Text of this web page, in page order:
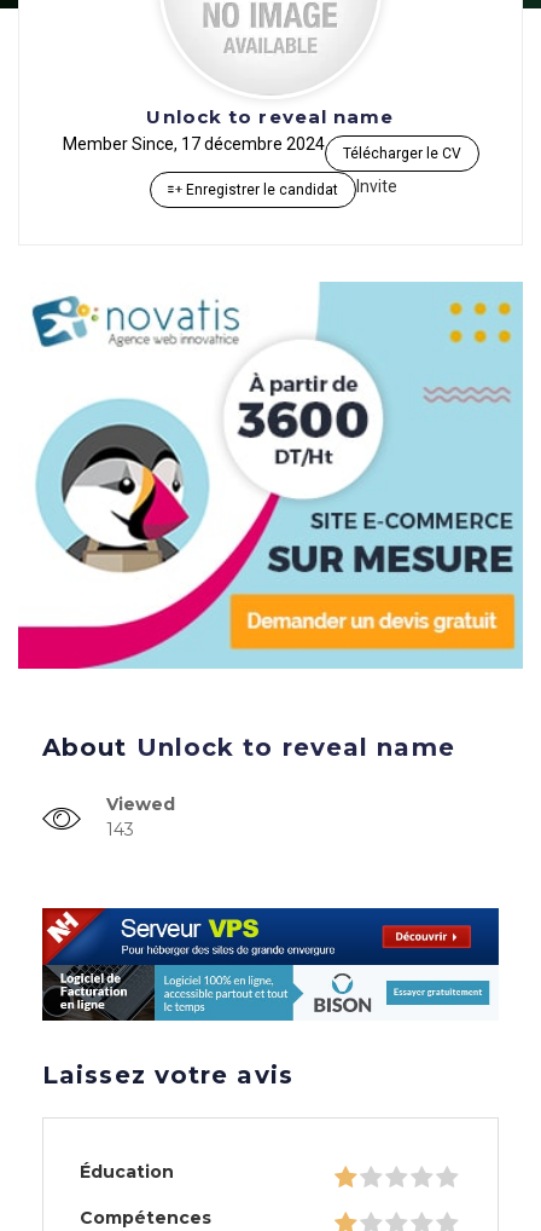
Unlock to reveal name
Member Since, 17 décembre 2024 Télécharger le CV
Enregistrer le candidat Invite
About Unlock to reveal name
Viewed
143
Laissez votre avis
Éducation
Compétences